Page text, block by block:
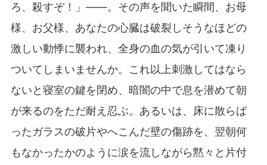
ろ、殺すぞ！」――。その声を聞いた瞬間、お母
様、お父様、あなたの心臓は破裂しそうなほどの
激しい動悸に襲われ、全身の血の気が引いて凍り
ついてしまいませんか。これ以上刺激してはなら
ないと寝室の鍵を閉め、暗闇の中で息を潜めて朝
が来るのをただ耐え忍ぶ。あるいは、床に散らば
ったガラスの破片やへこんだ壁の傷跡を、翌朝何
もなかったかのように涙を流しながら黙々と片付